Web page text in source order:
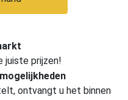
juiste prijzen!
ontvangt u het binnen